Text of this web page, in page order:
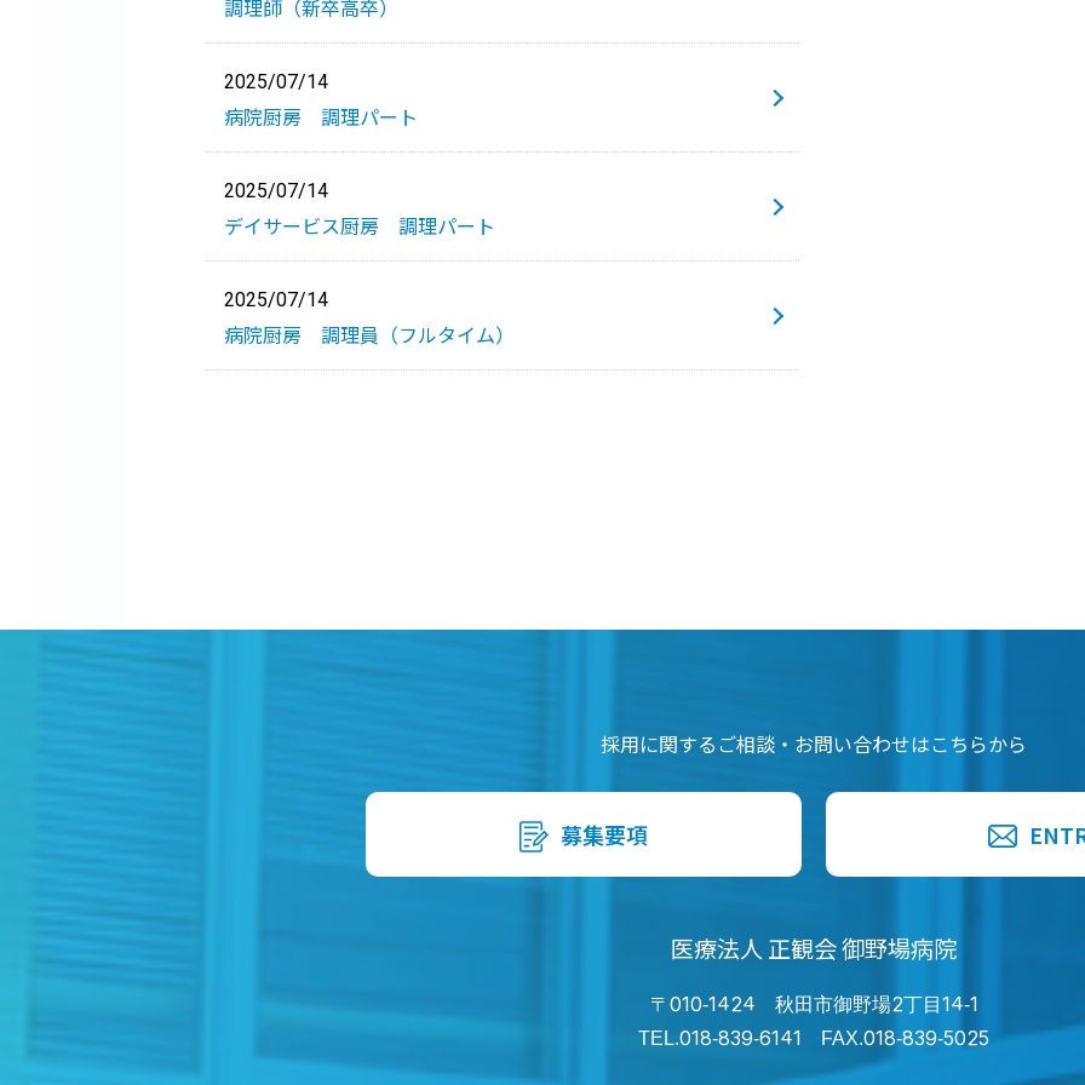
調理師（新卒高卒）
2025/07/14
病院厨房 調理パート
2025/07/14
デイサービス厨房 調理パート
2025/07/14
病院厨房 調理員（フルタイム）
採用に関するご相談・お問い合わせはこちらから
募集要項
医療法人 正観会 御野場病院
〒010-1424 秋田市御野場2丁目14-1
TEL.018-839-6141 FAX.018-839-5025